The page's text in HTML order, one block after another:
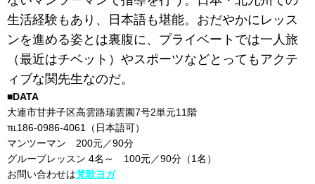
生活経験もあり、日本語も堪能。おだやかにレッス
ンを進める姿とは裏腹に、プライベートでは一人旅
（最近はチベット）やスポーツなどとってもアクテ
ィブな関先生なのだ。
■DATA
大連市甘井子区高雲路瑞雲園7号2単元11階
℡186-0986-4061（日本語可）
マンツーマン 200元／90分
グループレッスン 4名～ 100元／90分（1名）
お問い合わせは梵歌ヨガ